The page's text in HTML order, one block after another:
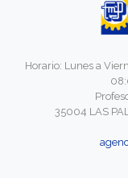
Horario: Lunes a
35004 LAS